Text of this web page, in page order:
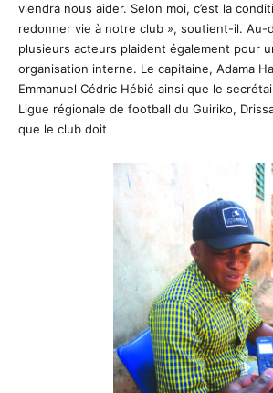
viendra nous aider. Selon moi, c’est la
redonner vie à notre club », soutient-il. Au-
plusieurs acteurs plaident également pour
organisation interne. Le capitaine, Adama
Emmanuel Cédric Hébié ainsi que le
Ligue régionale de football du Guiriko,
que le club doit